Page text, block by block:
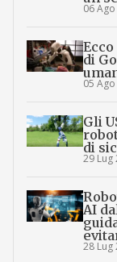
06
di
05
Gli
di
29 Lug
AI
28 Lug